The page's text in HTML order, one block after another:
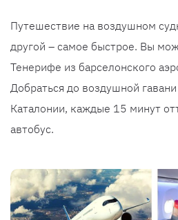
Путешествие на воздушном
другой – самое быстрое. Вы
Тенерифе из барселонского
Добраться до воздушной
Каталонии, каждые 15 минут
автобус.